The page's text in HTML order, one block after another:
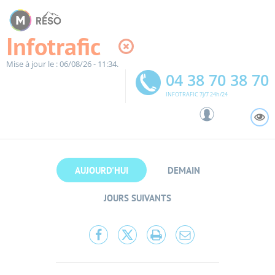
Infotrafic
Mise à jour le : 06/08/26 - 11:34.
04 38 70 38 70
INFOTRAFIC 7j/7 24h/24
AUJOURD'HUI DEMAIN
JOURS SUIVANTS
Partager
cette
Partager
cette
Lancer
l'impression
Partager
cette
Panneau de gestion des cookies